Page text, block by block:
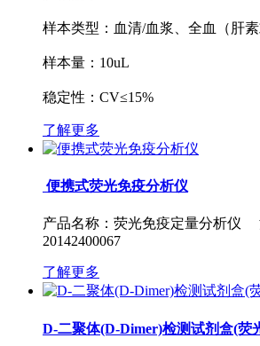
样本类型：血清/血浆、全血（肝素
样本量：10uL
稳定性：CV≤15%
了解更多
便携式荧光免疫分析仪
产品名称：荧光免疫定量分析仪
20142400067
了解更多
D-二聚体(D-Dimer)检测试剂盒(荧